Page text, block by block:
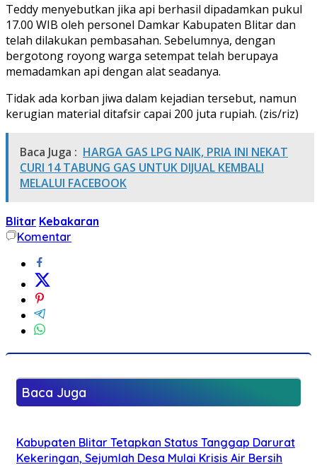
Teddy menyebutkan jika api berhasil dipadamkan pukul
17.00 WIB oleh personel Damkar Kabupaten Blitar dan
telah dilakukan pembasahan. Sebelumnya, dengan
bergotong royong warga setempat telah berupaya
memadamkan api dengan alat seadanya.
Tidak ada korban jiwa dalam kejadian tersebut, namun
kerugian material ditafsir capai 200 juta rupiah. (zis/riz)
Baca Juga : HARGA GAS LPG NAIK, PRIA INI NEKAT
CURI 14 TABUNG GAS UNTUK DIJUAL KEMBALI
MELALUI FACEBOOK
Blitar Kebakaran
Komentar
Baca Juga
Kabupaten Blitar Tetapkan Status Tanggap Darurat
Kekeringan, Sejumlah Desa Mulai Krisis Air Bersih